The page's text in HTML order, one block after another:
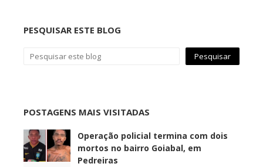
PESQUISAR ESTE BLOG
POSTAGENS MAIS VISITADAS
Operação policial termina com dois
mortos no bairro Goiabal, em
Pedreiras